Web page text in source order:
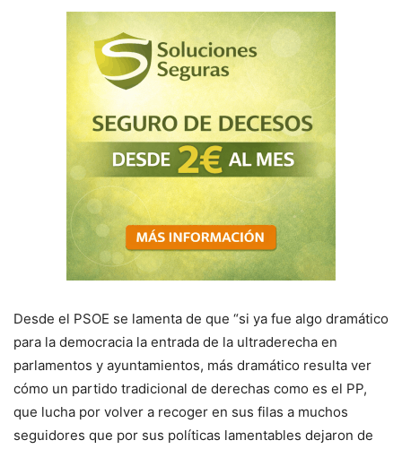
Desde el PSOE se lamenta de que “si ya fue algo dramático
para la democracia la entrada de la ultraderecha en
parlamentos y ayuntamientos, más dramático resulta ver
cómo un partido tradicional de derechas como es el PP,
que lucha por volver a recoger en sus filas a muchos
seguidores que por sus políticas lamentables dejaron de